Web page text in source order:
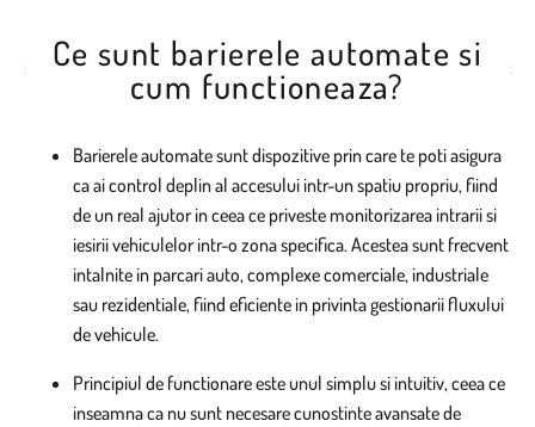
Ce sunt barierele automate si
cum functioneaza?
Barierele automate sunt dispozitive prin care te poti asigura
ca ai control deplin al accesului intr-un spatiu propriu, fiind
de un real ajutor in ceea ce priveste monitorizarea intrarii si
iesirii vehiculelor intr-o zona specifica. Acestea sunt frecvent
intalnite in parcari auto, complexe comerciale, industriale
sau rezidentiale, fiind eficiente in privinta gestionarii fluxului
de vehicule.
Principiul de functionare este unul simplu si intuitiv, ceea ce
inseamna ca nu sunt necesare cunostinte avansate de